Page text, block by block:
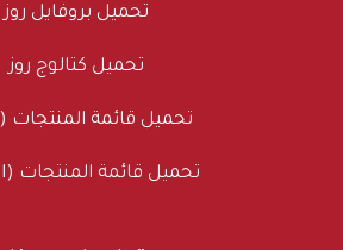
تحميل بروفايل روز
تحميل كتالوج روز
تحميل قائمة المنتجات (pdf)
تحميل قائمة المنتجات (excel)